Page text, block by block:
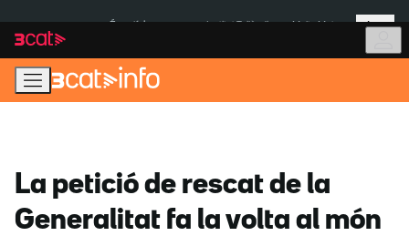
navegació
principal
contingut
Més
La petició de rescat de la
Generalitat fa la volta al món